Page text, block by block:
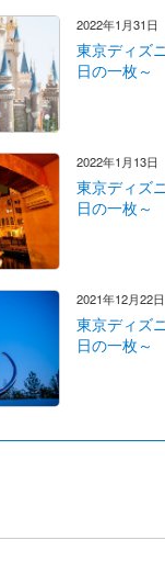
2022年1月31日
東京ディズ
日の一枚～
2022年1月13日
東京ディズ
日の一枚～
2021年12月22日
東京ディズ
日の一枚～